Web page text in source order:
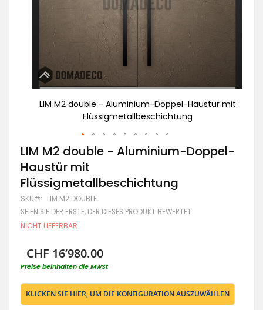
LIM M2 double - Aluminium-Doppel-Haustür mit
Flüssigmetallbeschichtung
Zum
Anfang
der
Bildgalerie
springen
LIM M2 double - Aluminium-Doppel-
Haustür mit
Flüssigmetallbeschichtung
SKU LIM M2 DOUBLE
SEIEN SIE DER ERSTE, DER DIESES PRODUKT BEWERTET
NICHT LIEFERBAR
CHF 16’980.00
Preise beinhalten die MwSt
KLICKEN SIE HIER, UM DIE KONFIGURATION AUSZUWÄHLEN